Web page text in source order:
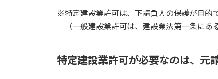
※特定建設業許可は、下請負人の保護が目的
（一般建設業許可は、建設業法第一条にあ
特定建設業許可が必要なのは、元